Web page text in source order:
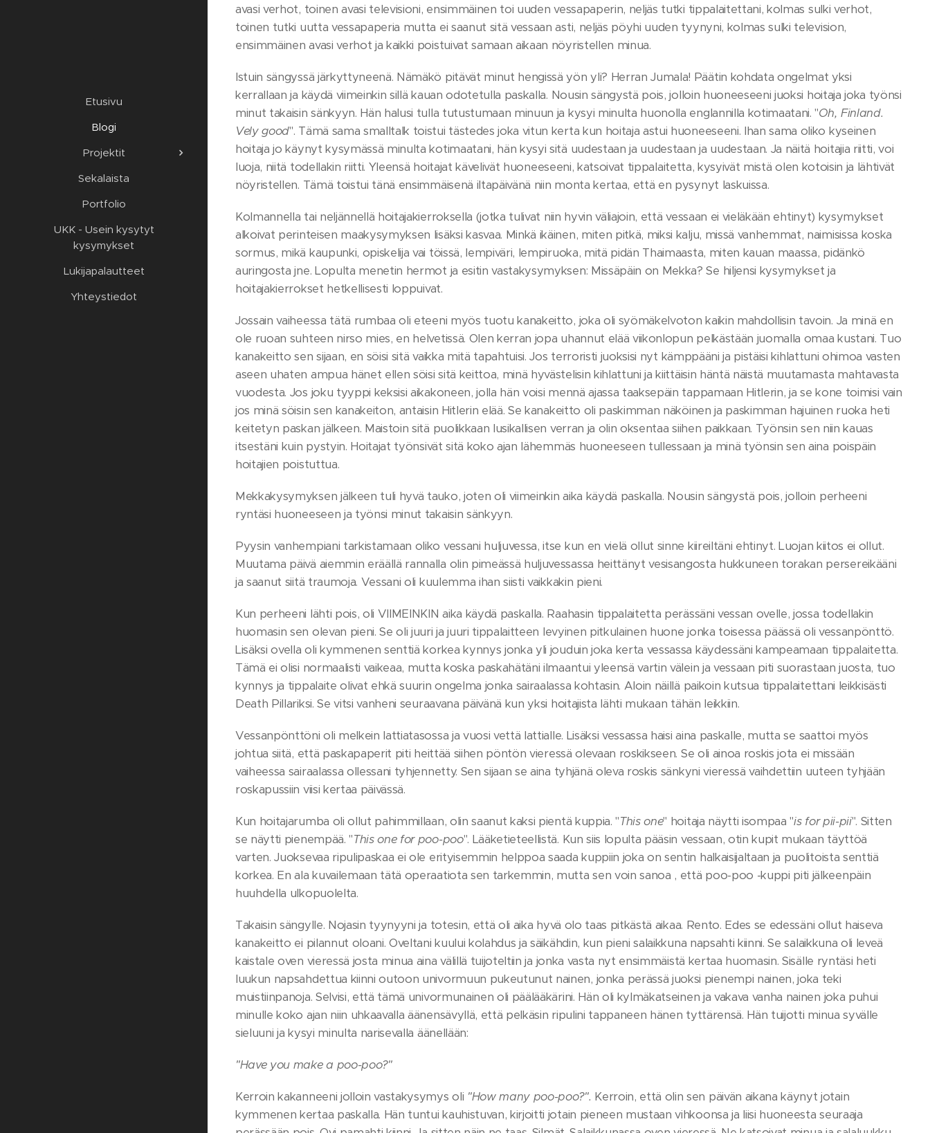
Etusivu
Blogi
Projektit
Sekalaista
Portfolio
UKK - Usein kysytyt
kysymykset
Lukijapalautteet
Yhteystiedot
avasi verhot, toinen avasi televisioni, ensimmäinen toi uuden vessapaperin, neljäs tutki tippalaitettani, kolmas sulki verhot,
toinen tutki uutta vessapaperia mutta ei saanut sitä vessaan asti, neljäs pöyhi uuden tyynyni, kolmas sulki television,
ensimmäinen avasi verhot ja kaikki poistuivat samaan aikaan nöyristellen minua.
Istuin sängyssä järkyttyneenä. Nämäkö pitävät minut hengissä yön yli? Herran Jumala! Päätin kohdata ongelmat yksi
kerrallaan ja käydä viimeinkin sillä kauan odotetulla paskalla. Nousin sängystä pois, jolloin huoneeseeni juoksi hoitaja joka työnsi
minut takaisin sänkyyn. Hän halusi tulla tutustumaan minuun ja kysyi minulta huonolla englannilla kotimaatani. "Oh, Finland.
Vely good". Tämä sama smalltalk toistui tästedes joka vitun kerta kun hoitaja astui huoneeseeni. Ihan sama oliko kyseinen
hoitaja jo käynyt kysymässä minulta kotimaatani, hän kysyi sitä uudestaan ja uudestaan ja uudestaan. Ja näitä hoitajia riitti, voi
luoja, niitä todellakin riitti. Yleensä hoitajat kävelivät huoneeseeni, katsoivat tippalaitetta, kysyivät mistä olen kotoisin ja lähtivät
nöyristellen. Tämä toistui tänä ensimmäisenä iltapäivänä niin monta kertaa, että en pysynyt laskuissa.
Kolmannella tai neljännellä hoitajakierroksella (jotka tulivat niin hyvin väliajoin, että vessaan ei vieläkään ehtinyt) kysymykset
alkoivat perinteisen maakysymyksen lisäksi kasvaa. Minkä ikäinen, miten pitkä, miksi kalju, missä vanhemmat, naimisissa koska
sormus, mikä kaupunki, opiskelija vai töissä, lempiväri, lempiruoka, mitä pidän Thaimaasta, miten kauan maassa, pidänkö
auringosta jne. Lopulta menetin hermot ja esitin vastakysymyksen: Missäpäin on Mekka? Se hiljensi kysymykset ja
hoitajakierrokset hetkellisesti loppuivat.
Jossain vaiheessa tätä rumbaa oli eteeni myös tuotu kanakeitto, joka oli syömäkelvoton kaikin mahdollisin tavoin. Ja minä en
ole ruoan suhteen nirso mies, en helvetissä. Olen kerran jopa uhannut elää viikonlopun pelkästään juomalla omaa kustani. Tuo
kanakeitto sen sijaan, en söisi sitä vaikka mitä tapahtuisi. Jos terroristi juoksisi nyt kämppääni ja pistäisi kihlattuni ohimoa vasten
aseen uhaten ampua hänet ellen söisi sitä keittoa, minä hyvästelisin kihlattuni ja kiittäisin häntä näistä muutamasta mahtavasta
vuodesta. Jos joku tyyppi keksisi aikakoneen, jolla hän voisi mennä ajassa taaksepäin tappamaan Hitlerin, ja se kone toimisi vain
jos minä söisin sen kanakeiton, antaisin Hitlerin elää. Se kanakeitto oli paskimman näköinen ja paskimman hajuinen ruoka heti
keitetyn paskan jälkeen. Maistoin sitä puolikkaan lusikallisen verran ja olin oksentaa siihen paikkaan. Työnsin sen niin kauas
itsestäni kuin pystyin. Hoitajat työnsivät sitä koko ajan lähemmäs huoneeseen tullessaan ja minä työnsin sen aina poispäin
hoitajien poistuttua.
Mekkakysymyksen jälkeen tuli hyvä tauko, joten oli viimeinkin aika käydä paskalla. Nousin sängystä pois, jolloin perheeni
ryntäsi huoneeseen ja työnsi minut takaisin sänkyyn.
Pyysin vanhempiani tarkistamaan oliko vessani huljuvessa, itse kun en vielä ollut sinne kiireiltäni ehtinyt. Luojan kiitos ei ollut.
Muutama päivä aiemmin eräällä rannalla olin pimeässä huljuvessassa heittänyt vesisangosta hukkuneen torakan persereikääni
ja saanut siitä traumoja. Vessani oli kuulemma ihan siisti vaikkakin pieni.
Kun perheeni lähti pois, oli VIIMEINKIN aika käydä paskalla. Raahasin tippalaitetta perässäni vessan ovelle, jossa todellakin
huomasin sen olevan pieni. Se oli juuri ja juuri tippalaitteen levyinen pitkulainen huone jonka toisessa päässä oli vessanpönttö.
Lisäksi ovella oli kymmenen senttiä korkea kynnys jonka yli jouduin joka kerta vessassa käydessäni kampeamaan tippalaitetta.
Tämä ei olisi normaalisti vaikeaa, mutta koska paskahätäni ilmaantui yleensä vartin välein ja vessaan piti suorastaan juosta, tuo
kynnys ja tippalaite olivat ehkä suurin ongelma jonka sairaalassa kohtasin. Aloin näillä paikoin kutsua tippalaitettani leikkisästi
Death Pillariksi. Se vitsi vanheni seuraavana päivänä kun yksi hoitajista lähti mukaan tähän leikkiin.
Vessanpönttöni oli melkein lattiatasossa ja vuosi vettä lattialle. Lisäksi vessassa haisi aina paskalle, mutta se saattoi myös
johtua siitä, että paskapaperit piti heittää siihen pöntön vieressä olevaan roskikseen. Se oli ainoa roskis jota ei missään
vaiheessa sairaalassa ollessani tyhjennetty. Sen sijaan se aina tyhjänä oleva roskis sänkyni vieressä vaihdettiin uuteen tyhjään
roskapussiin viisi kertaa päivässä.
Kun hoitajarumba oli ollut pahimmillaan, olin saanut kaksi pientä kuppia. "This one" hoitaja näytti isompaa "is for pii-pii". Sitten
se näytti pienempää. "This one for poo-poo". Lääketieteellistä. Kun siis lopulta pääsin vessaan, otin kupit mukaan täyttöä
varten. Juoksevaa ripulipaskaa ei ole erityisemmin helppoa saada kuppiin joka on sentin halkaisijaltaan ja puolitoista senttiä
korkea. En ala kuvailemaan tätä operaatiota sen tarkemmin, mutta sen voin sanoa , että poo-poo -kuppi piti jälkeenpäin
huuhdella ulkopuolelta.
Takaisin sängylle. Nojasin tyynyyni ja totesin, että oli aika hyvä olo taas pitkästä aikaa. Rento. Edes se edessäni ollut haiseva
kanakeitto ei pilannut oloani. Oveltani kuului kolahdus ja säikähdin, kun pieni salaikkuna napsahti kiinni. Se salaikkuna oli leveä
kaistale oven vieressä josta minua aina välillä tuijoteltiin ja jonka vasta nyt ensimmäistä kertaa huomasin. Sisälle ryntäsi heti
luukun napsahdettua kiinni outoon univormuun pukeutunut nainen, jonka perässä juoksi pienempi nainen, joka teki
muistiinpanoja. Selvisi, että tämä univormunainen oli päälääkärini. Hän oli kylmäkatseinen ja vakava vanha nainen joka puhui
minulle koko ajan niin uhkaavalla äänensävyllä, että pelkäsin ripulini tappaneen hänen tyttärensä. Hän tuijotti minua syvälle
sieluuni ja kysyi minulta narisevalla äänellään:
"Have you make a poo-poo?"
Kerroin kakanneeni jolloin vastakysymys oli "How many poo-poo?". Kerroin, että olin sen päivän aikana käynyt jotain
kymmenen kertaa paskalla. Hän tuntui kauhistuvan, kirjoitti jotain pieneen mustaan vihkoonsa ja liisi huoneesta seuraaja